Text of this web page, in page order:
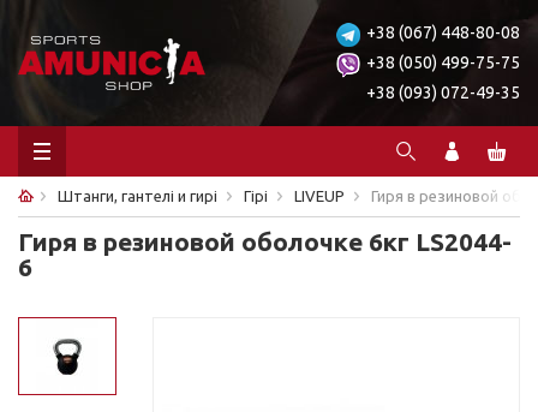
+38 (067) 448-80-08
+38 (050) 499-75-75
+38 (093) 072-49-35
Штанги, гантелі и гирі Гірі LIVEUP Гиря в резиновой
Гиря в резиновой оболочке 6кг LS2044-
6